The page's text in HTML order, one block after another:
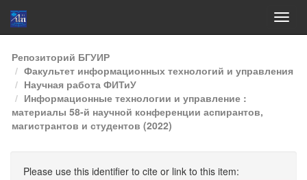
Skip
navigation
Репозиторий БГУИР
Факультет информационных технологий и управления
Научная работа ФИТиУ
Информационные технологии и управление :
материалы 58-й научной конференции аспирантов,
магистрантов и студентов (2022)
Please use this identifier to cite or link to this item: